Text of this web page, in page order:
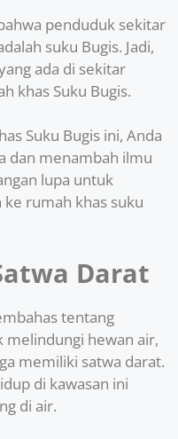
penduduk sekitar
suku Bugis. Jadi,
ada di sekitar
khas Suku Bugis.
Suku Bugis ini, Anda
dan menambah ilmu
lupa untuk
rumah khas suku
Darat
tentang
melindungi hewan air,
memiliki satwa darat.
di kawasan ini
di air.